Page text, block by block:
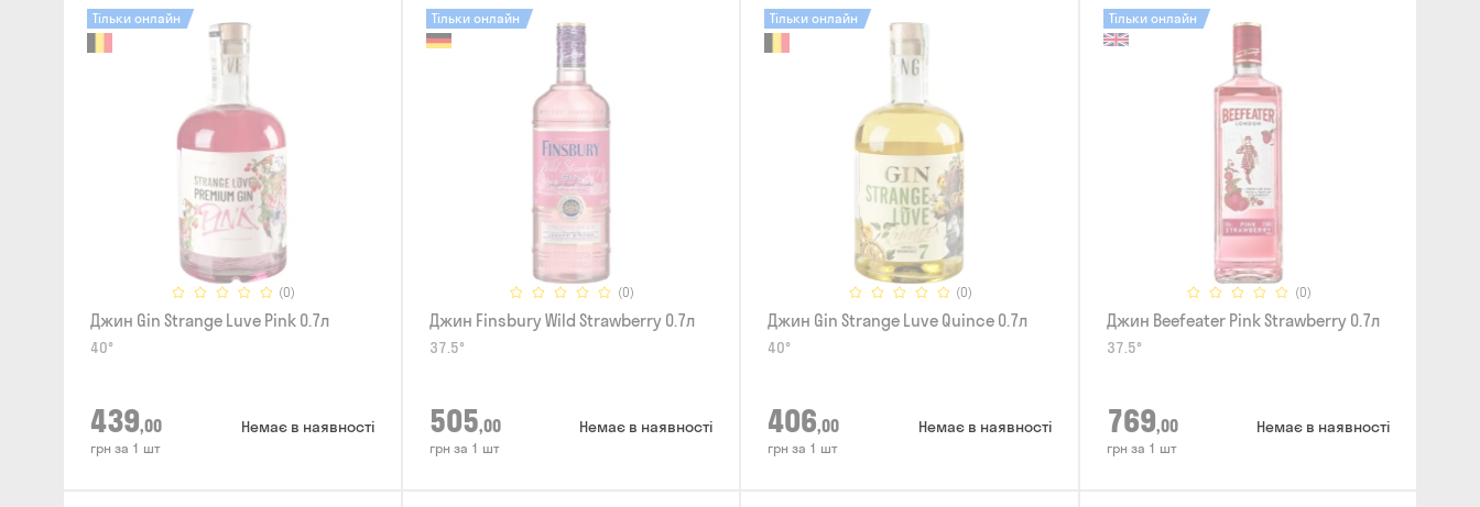
(0)
Тільки онлайн
Джин Gin Strange Luve Pink 0.7л
40°
439,00
грн за 1 шт
Немає в наявності
(0)
Тільки онлайн
Джин Finsbury Wild Strawberry 0.7л
37.5°
505,00
грн за 1 шт
Немає в наявності
(0)
Тільки онлайн
Джин Gin Strange Luve Quince 0.7л
40°
406,00
грн за 1 шт
Немає в наявності
(0)
Тільки онлайн
Джин Beefeater Pink Strawberry 0.7л
37.5°
769,00
грн за 1 шт
Немає в наявності